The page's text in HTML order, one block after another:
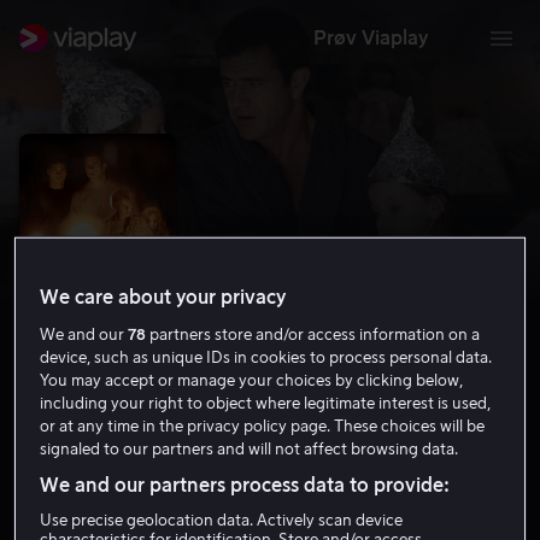
Prøv Viaplay
Signs
HD
We care about your privacy
We and our78 partners store and/or access information on a
device, such as unique IDs in cookies to process personal data.
You may accept or manage your choices by clicking below,
including your right to object where legitimate interest is used,
or at any time in the privacy policy page. These choices will be
signaled to our partners and will not affect browsing data.
We and our partners process data to provide:
Use precise geolocation data. Actively scan device